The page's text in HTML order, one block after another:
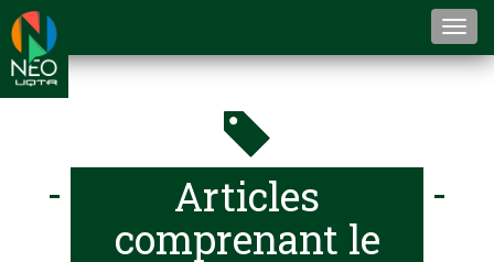
Articles
comprenant le